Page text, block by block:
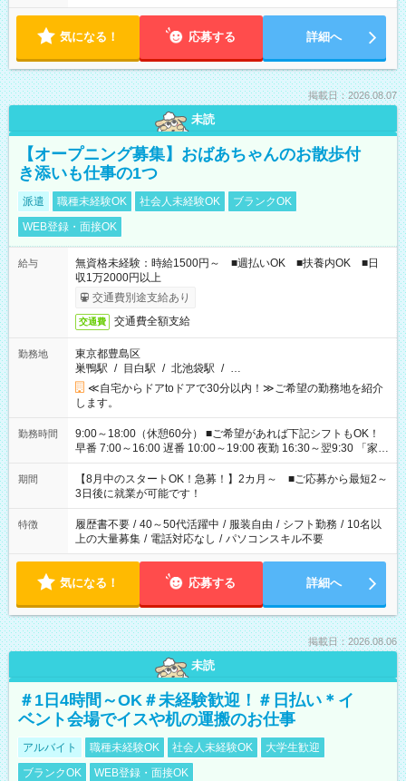
気になる！ 応募する 詳細へ
掲載日：2026.08.07
未読
【オープニング募集】おばあちゃんのお散歩付
き添いも仕事の1つ
派遣 職種未経験OK 社会人未経験OK
ブランクOK
WEB登録・面接OK
給与
無資格未経験：時給1500円～ ■週払いOK ■扶養内OK ■日
収1万2000円以上
交通費別途支給あり
交通費 交通費全額支給
勤務地
東京都豊島区
巣鴨駅 / 目白駅 / 北池袋駅 / …
≪自宅からドアtoドアで30分以内！≫ご希望の勤務地を紹介
します。
勤務時間
9:00～18:00（休憩60分） ■ご希望があれば下記シフトもOK！
早番 7:00～16:00 遅番 10:00～19:00 夜勤 16:30～翌9:30 「家族
と休みを合わせたい」 「余裕を持って夕飯の準備がしたい」
「できれば残業はしたくない」 など、ご希望を教えてください
ね。 ※Wワーク希望の方へ 今ご覧のお仕事で希望する勤務時間
と、もう1つのお仕事の勤務時間。 合計で週40時間を超える場
合は応募できません。
期間
【8月中のスタートOK！急募！】2カ月～ ■ご応募から最短2～
3日後に就業が可能です！
特徴 履歴書不要 / 40～50代活躍中 / 服装自由 / シフト勤務 / 10名以
上の大量募集 / 電話対応なし / パソコンスキル不要
気になる！ 応募する 詳細へ
掲載日：2026.08.06
未読
＃1日4時間～OK＃未経験歓迎！＃日払い＊イ
ベント会場でイスや机の運搬のお仕事
アルバイト 職種未経験OK 社会人未経験OK
大学生歓迎
ブランクOK
WEB登録・面接OK